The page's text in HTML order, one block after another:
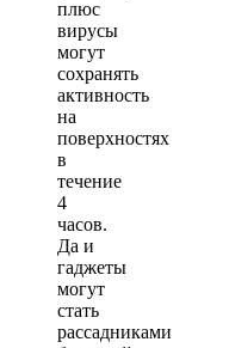
плюс
вирусы
могут
сохранять
активность
на
поверхностях
в
течение
4
часов.
Да и
гаджеты
могут
стать
рассадниками